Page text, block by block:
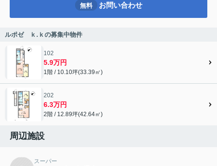
無料 お問い合わせ
ルポゼ ｋ.ｋの募集中物件
102
5.9万円
1階 / 10.10坪(33.39㎡)
202
6.3万円
2階 / 12.89坪(42.64㎡)
周辺施設
スーパー